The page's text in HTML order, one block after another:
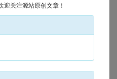
关注源站原创文章！